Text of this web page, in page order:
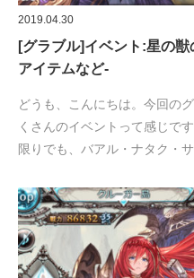
2019.04.30
[グラブル]イベント:星の
アイテムなど-
どうも、こんにちは。今回の
くさんのイベントって感じで
限りでも、バアル・ナタク・